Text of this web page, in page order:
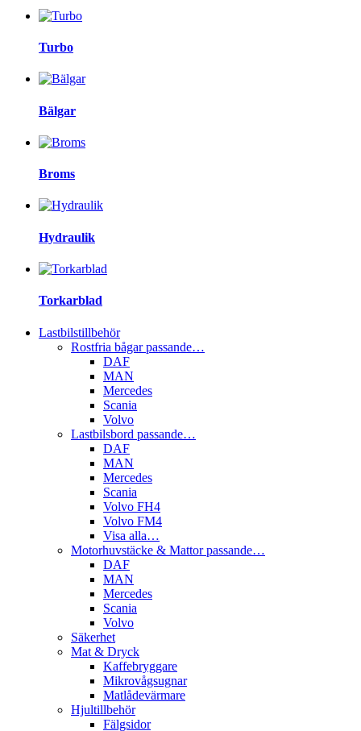
Turbo
Bälgar
Broms
Hydraulik
Torkarblad
Lastbilstillbehör
Rostfria bågar passande…
DAF
MAN
Mercedes
Scania
Volvo
Lastbilsbord passande…
DAF
MAN
Mercedes
Scania
Volvo FH4
Volvo FM4
Visa alla…
Motorhuvstäcke & Mattor passande…
DAF
MAN
Mercedes
Scania
Volvo
Säkerhet
Mat & Dryck
Kaffebryggare
Mikrovågsugnar
Matlådevärmare
Hjultillbehör
Fälgsidor